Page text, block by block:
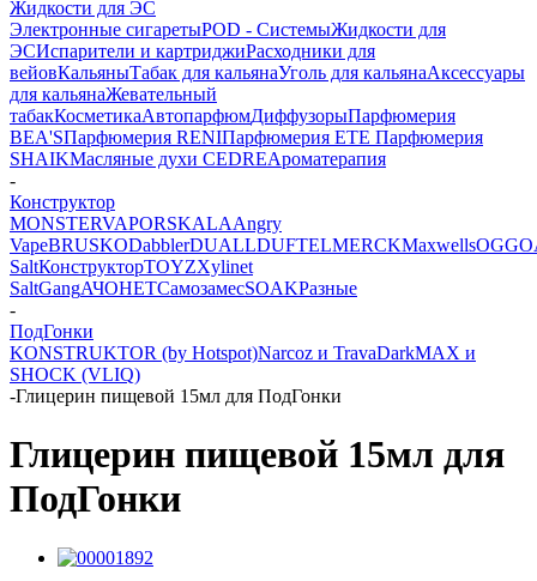
Жидкости для ЭС
Электронные сигаретыPOD - СистемыЖидкости для
ЭСИспарители и картриджиРасходники для
вейовКальяныТабак для кальянаУголь для кальянаАксессуары
для кальянаЖевательный
табакКосметикаАвтопарфюмДиффузорыПарфюмерия
BEA'SПарфюмерия RENIПарфюмерия ETE Парфюмерия
SHAIKМасляные духи CEDREАроматерапия
-
Конструктор
MONSTERVAPORSKALAAngry
VapeBRUSKODabblerDUALLDUFTELMERCKMaxwellsOGGO
SaltКонструкторTOYZXylinet
SaltGangАЧОНЕТСамозамесSOAKРазные
-
ПодГонки
KONSTRUKTOR (by Hotspot)Narcoz и TravaDarkMAX и
SHOCK (VLIQ)
-Глицерин пищевой 15мл для ПодГонки
Глицерин пищевой 15мл для
ПодГонки